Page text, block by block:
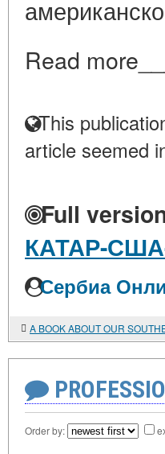
Read
This
article seemed
Full
КАТАР-
Сербиа
A BOOK ABOUT OUR
Order by: